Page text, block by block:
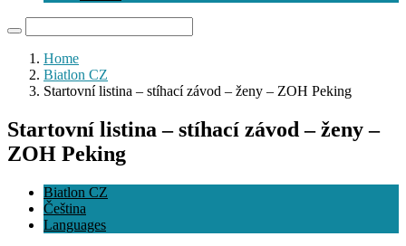
Home
Biatlon CZ
Startovní listina – stíhací závod – ženy – ZOH Peking
Startovní listina – stíhací závod – ženy –
ZOH Peking
Biatlon CZ
Čeština
Languages